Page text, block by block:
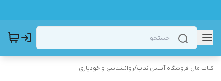
کتاب مال فروشگاه آنلاین کتاب/روانشناسی و خودیاری